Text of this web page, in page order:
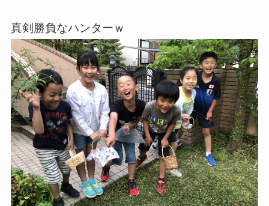
真剣勝負なハンターｗ